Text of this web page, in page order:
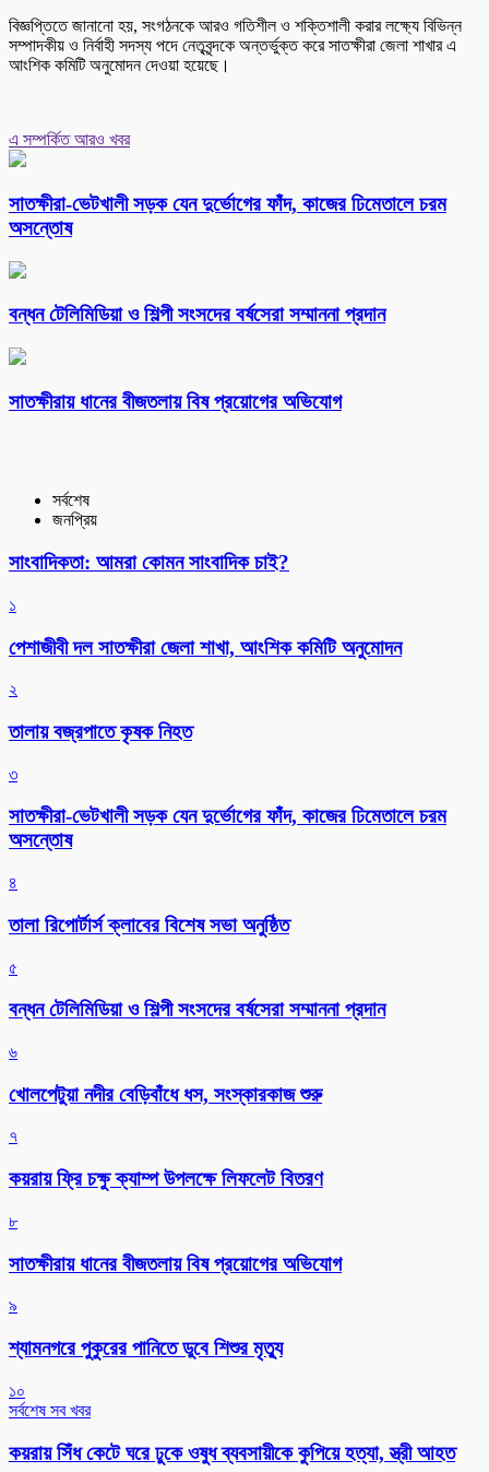
বিজ্ঞপ্তিতে জানানো হয়, সংগঠনকে আরও গতিশীল ও শক্তিশালী করার লক্ষ্যে বিভিন্ন
সম্পাদকীয় ও নির্বাহী সদস্য পদে নেতৃবৃন্দকে অন্তর্ভুক্ত করে সাতক্ষীরা জেলা শাখার এ
আংশিক কমিটি অনুমোদন দেওয়া হয়েছে।
এ সম্পর্কিত আরও খবর
সাতক্ষীরা-ভেটখালী সড়ক যেন দুর্ভোগের ফাঁদ, কাজের ঢিমেতালে চরম
অসন্তোষ
বন্ধন টেলিমিডিয়া ও শিল্পী সংসদের বর্ষসেরা সম্মাননা প্রদান
সাতক্ষীরায় ধানের বীজতলায় বিষ প্রয়োগের অভিযোগ
সর্বশেষ
জনপ্রিয়
সাংবাদিকতা: আমরা কোমন সাংবাদিক চাই?
১
পেশাজীবী দল সাতক্ষীরা জেলা শাখা, আংশিক কমিটি অনুমোদন
২
তালায় বজ্রপাতে কৃষক নিহত
৩
সাতক্ষীরা-ভেটখালী সড়ক যেন দুর্ভোগের ফাঁদ, কাজের ঢিমেতালে চরম
অসন্তোষ
৪
‎তালা রিপোর্টার্স ক্লাবের বিশেষ সভা অনুষ্ঠিত
৫
বন্ধন টেলিমিডিয়া ও শিল্পী সংসদের বর্ষসেরা সম্মাননা প্রদান
৬
খোলপেটুয়া নদীর বেড়িবাঁধে ধস, সংস্কারকাজ শুরু
৭
কয়রায় ফ্রি চক্ষু ক্যাম্প উপলক্ষে লিফলেট বিতরণ
৮
সাতক্ষীরায় ধানের বীজতলায় বিষ প্রয়োগের অভিযোগ
৯
শ্যামনগরে পুকুরের পানিতে ডুবে শিশুর মৃত্যু
১০
সর্বশেষ সব খবর
কয়রায় সিঁধ কেটে ঘরে ঢুকে ওষুধ ব্যবসায়ীকে কুপিয়ে হত্যা, স্ত্রী আহত